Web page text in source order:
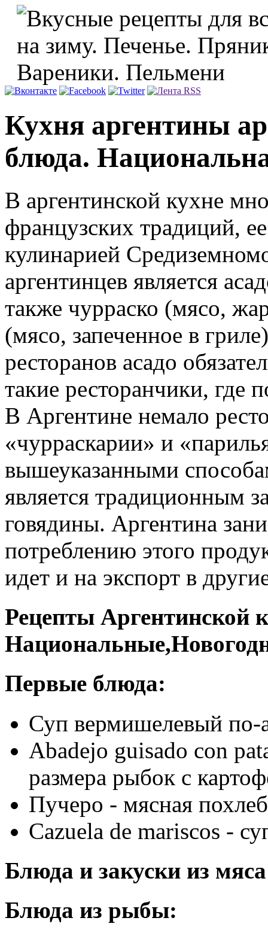
Кухня аргентины
блюда.
В аргентинской кухне
французских традиций,
кулинарией
аргентинцев является
также чурраско (мясо,
(мясо, запеченное в
ресторанов асадо
такие ресторанчики, где
В Аргентине немало
«чурраскарии» и
вышеуказанными
является традиционным
говядины. Аргентина
потреблению этого
идет и на экспорт в
Рецепты Аргентинской
Первые блюда:
Суп вермишелевый по-
Abadejo guisado con
размера рыбок с
Пучеро - мясная
Cazuela de mariscos -
Блюда и закуски из
Блюда из рыбы: